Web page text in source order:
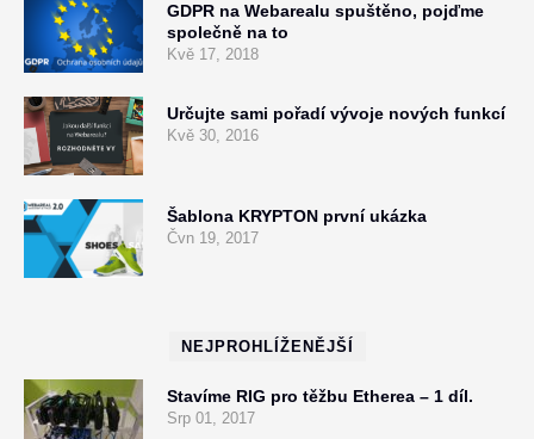
GDPR na Webarealu spuštěno, pojďme
společně na to
Kvě 17, 2018
Určujte sami pořadí vývoje nových funkcí
Kvě 30, 2016
Šablona KRYPTON první ukázka
Čvn 19, 2017
NEJPROHLÍŽENĚJŠÍ
Stavíme RIG pro těžbu Etherea – 1 díl.
Srp 01, 2017